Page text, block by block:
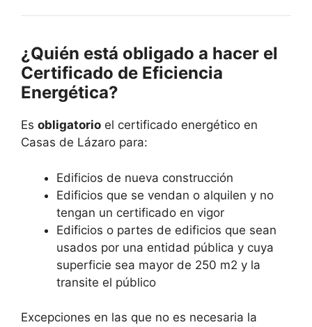
¿Quién está obligado a hacer el
Certificado de Eficiencia
Energética?
Es obligatorio el certificado energético en
Casas de Lázaro para:
Edificios de nueva construcción
Edificios que se vendan o alquilen y no
tengan un certificado en vigor
Edificios o partes de edificios que sean
usados por una entidad pública y cuya
superficie sea mayor de 250 m2 y la
transite el público
Excepciones en las que no es necesaria la